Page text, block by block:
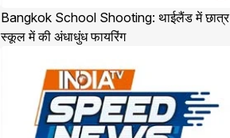
Bangkok School Shooting: थाईलैंड में
स्कूल में की अंधाधुंध फायरिंग